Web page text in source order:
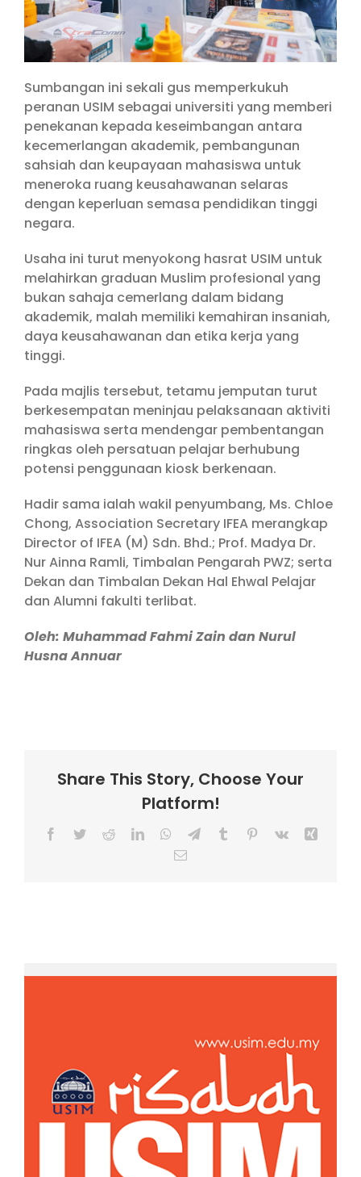
Sumbangan ini sekali gus memperkukuh
peranan USIM sebagai universiti yang memberi
penekanan kepada keseimbangan antara
kecemerlangan akademik, pembangunan
sahsiah dan keupayaan mahasiswa untuk
meneroka ruang keusahawanan selaras
dengan keperluan semasa pendidikan tinggi
negara.
Usaha ini turut menyokong hasrat USIM untuk
melahirkan graduan Muslim profesional yang
bukan sahaja cemerlang dalam bidang
akademik, malah memiliki kemahiran insaniah,
daya keusahawanan dan etika kerja yang
tinggi.
Pada majlis tersebut, tetamu jemputan turut
berkesempatan meninjau pelaksanaan aktiviti
mahasiswa serta mendengar pembentangan
ringkas oleh persatuan pelajar berhubung
potensi penggunaan kiosk berkenaan.
Hadir sama ialah wakil penyumbang, Ms. Chloe
Chong, Association Secretary IFEA merangkap
Director of IFEA (M) Sdn. Bhd.; Prof. Madya Dr.
Nur Ainna Ramli, Timbalan Pengarah PWZ; serta
Dekan dan Timbalan Dekan Hal Ehwal Pelajar
dan Alumni fakulti terlibat.
Oleh: Muhammad Fahmi Zain dan Nurul
Husna Annuar
Share This Story, Choose Your
Platform!
Facebook
TwitterRedditLinkedInWhatsApp
TelegramTumblr Pinterest
Vk
Email